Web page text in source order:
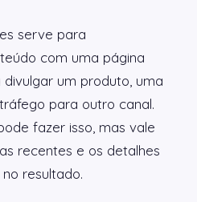
serve para
com uma página
um produto, uma
para outro canal.
fazer isso, mas vale
recentes e os detalhes
resultado.